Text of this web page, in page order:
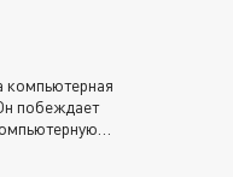
компьютерная
побеждает